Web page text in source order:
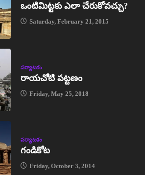
ఒంటిమిట్టకు ఎలా చేరుకోవచ్చు?
Saturday, February 21, 2015
పర్యాటకం
రాయచోటి పట్టణం
Friday, May 25, 2018
పర్యాటకం
గండికోట
Friday, October 3, 2014